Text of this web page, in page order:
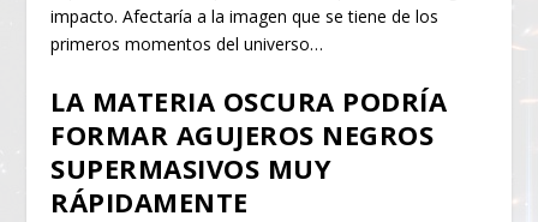
impacto. Afectaría a la imagen que se tiene de los
primeros momentos del universo…
LA MATERIA OSCURA PODRÍA
FORMAR AGUJEROS NEGROS
SUPERMASIVOS MUY
RÁPIDAMENTE